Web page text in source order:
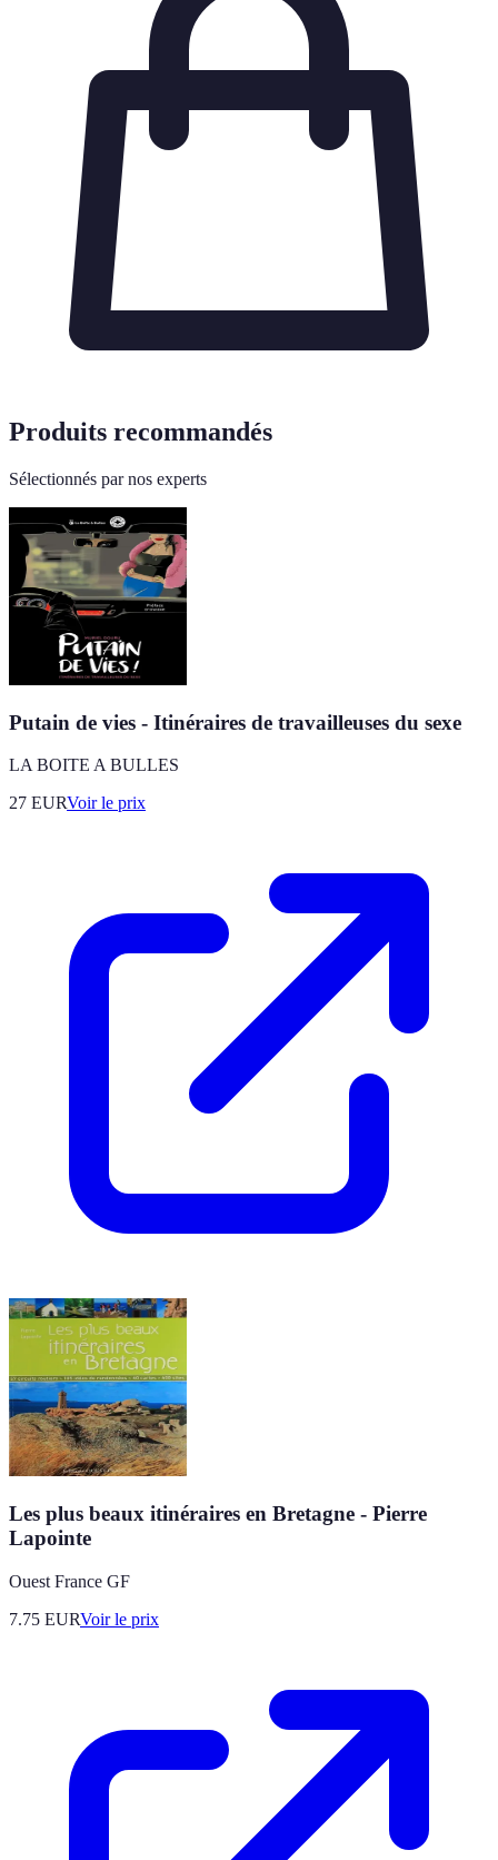
Produits recommandés
Sélectionnés par nos experts
Putain de vies - Itinéraires de travailleuses du sexe
LA BOITE A BULLES
27 EURVoir le prix
Les plus beaux itinéraires en Bretagne - Pierre
Lapointe
Ouest France GF
7.75 EURVoir le prix